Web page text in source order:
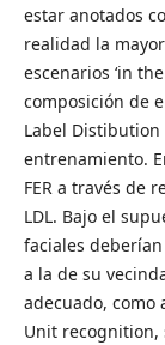
estar anotados
realidad la
escenarios ‘in
composición de
Label Distibution
entrenamiento.
FER a través de
LDL. Bajo el
faciales
a la de su
adecuado, como
Unit recognition,